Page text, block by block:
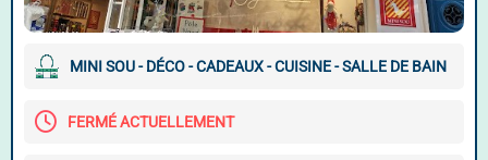
MINI SOU - DÉCO - CADEAUX - CUISINE - SALLE DE BAIN
FERMÉ ACTUELLEMENT